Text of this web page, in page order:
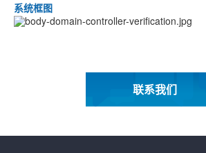
系统框图
联系我们